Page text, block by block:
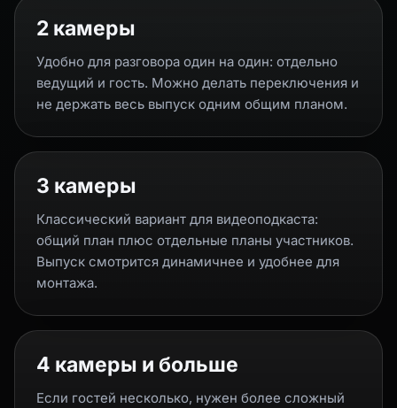
2 камеры
Удобно для разговора один на один: отдельно
ведущий и гость. Можно делать переключения и
не держать весь выпуск одним общим планом.
3 камеры
Классический вариант для видеоподкаста:
общий план плюс отдельные планы участников.
Выпуск смотрится динамичнее и удобнее для
монтажа.
4 камеры и больше
Если гостей несколько, нужен более сложный